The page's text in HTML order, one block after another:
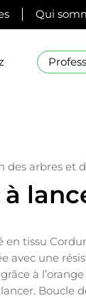
Qui
des arbres et
à
en tissu
avec une
à
Boucle